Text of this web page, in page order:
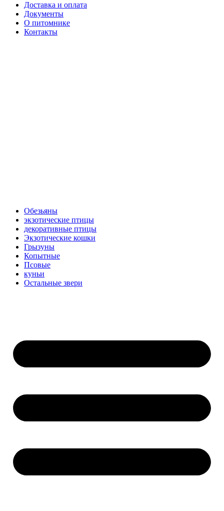
Доставка и оплата
Документы
О питомнике
Контакты
Обезьяны
экзотические птицы
декоративные птицы
Экзотические кошки
Грызуны
Копытные
Псовые
куньи
Остальные звери